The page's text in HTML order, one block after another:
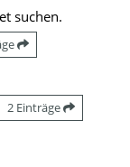
suchen.
2 Einträge